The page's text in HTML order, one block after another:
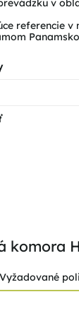
v
referencie
komora
Vyžadované